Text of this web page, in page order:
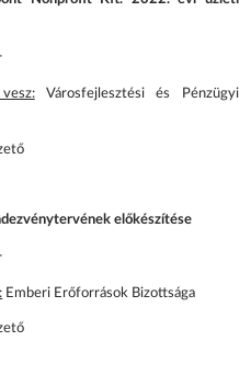
Városfejlesztési és Pénzügyi
előkészítése
Emberi Erőforrások Bizottsága